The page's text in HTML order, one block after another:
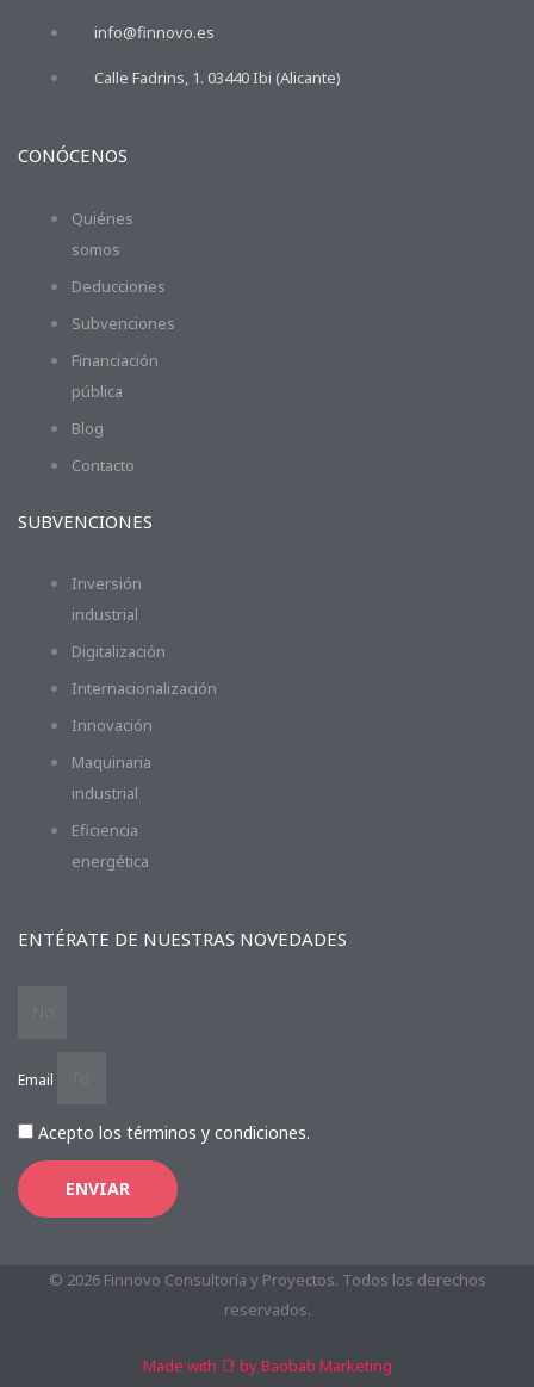
info@finnovo.es
Calle Fadrins, 1. 03440 Ibi (Alicante)
CONÓCENOS
Quiénes
somos
Deducciones
Subvenciones
Financiación
pública
Blog
Contacto
SUBVENCIONES
Inversión
industrial
Digitalización
Internacionalización
Innovación
Maquinaria
industrial
Eficiencia
energética
ENTÉRATE DE NUESTRAS NOVEDADES
Email
Acepto los términos y condiciones.
ENVIAR
© 2026 Finnovo Consultoría y Proyectos. Todos los derechos
reservados.
Made with 📑 by Baobab Marketing